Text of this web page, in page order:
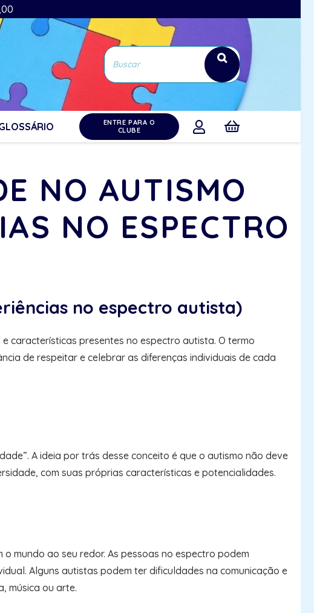
ENTRE PARA O
CLUBE
NO AUTISMO
NO ESPECTRO
no espectro autista)
características presentes no espectro autista. O termo
de respeitar e celebrar as diferenças individuais de cada
A ideia por trás desse conceito é que o autismo não deve
com suas próprias características e potencialidades.
mundo ao seu redor. As pessoas no espectro podem
Alguns autistas podem ter dificuldades na comunicação e
música ou arte.